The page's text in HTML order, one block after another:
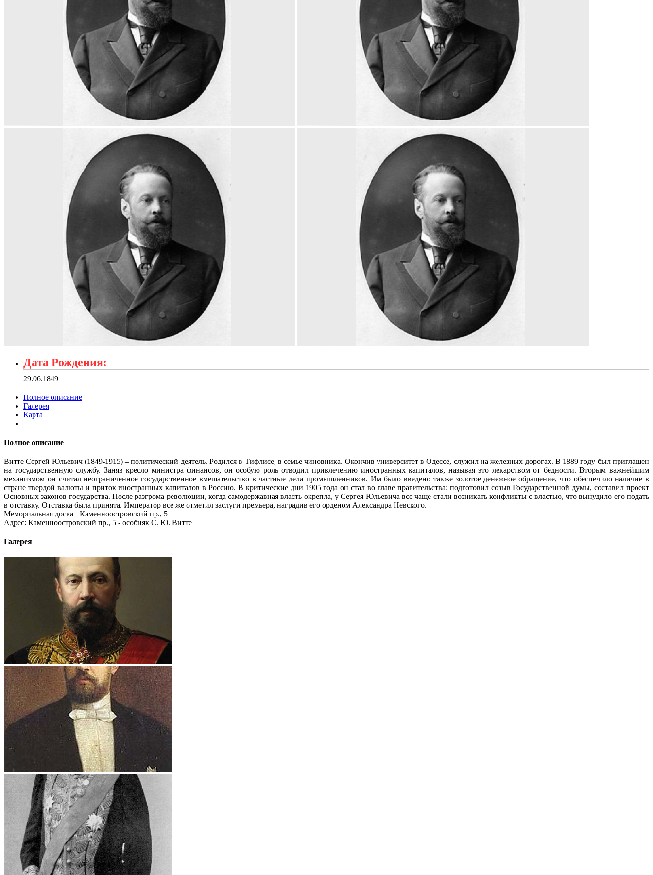
Дата Рождения:
29.06.1849
Полное описание
Галерея
Карта
Полное описание
Витте Сергей Юльевич (1849-1915) – политический деятель. Родился в Тифлисе, в семье чиновника. Окончив университет в Одессе, служил на железных дорогах. В 1889 году был приглашен
на государственную службу. Заняв кресло министра финансов, он особую роль отводил привлечению иностранных капиталов, называя это лекарством от бедности. Вторым важнейшим
механизмом он считал неограниченное государственное вмешательство в частные дела промышленников. Им было введено также золотое денежное обращение, что обеспечило наличие в
стране твердой валюты и приток иностранных капиталов в Россию. В критические дни 1905 года он стал во главе правительства: подготовил созыв Государственной думы, составил проект
Основных законов государства. После разгрома революции, когда самодержавная власть окрепла, у Сергея Юльевича все чаще стали возникать конфликты с властью, что вынудило его подать
в отставку. Отставка была принята. Император все же отметил заслуги премьера, наградив его орденом Александра Невского.
Мемориальная доска - Каменноостровский пр., 5
Адрес: Каменноостровский пр., 5 - особняк С. Ю. Витте
Галерея